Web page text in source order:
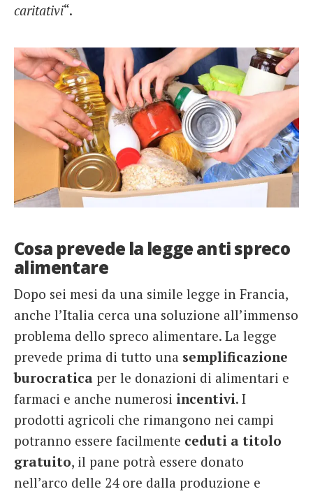
caritativi“.
Cosa prevede la legge anti spreco
alimentare
Dopo sei mesi da una simile legge in Francia,
anche l’Italia cerca una soluzione all’immenso
problema dello spreco alimentare. La legge
prevede prima di tutto una semplificazione
burocratica per le donazioni di alimentari e
farmaci e anche numerosi incentivi. I
prodotti agricoli che rimangono nei campi
potranno essere facilmente ceduti a titolo
gratuito, il pane potrà essere donato
nell’arco delle 24 ore dalla produzione e